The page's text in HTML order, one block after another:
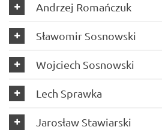
Andrzej Romańczuk
Sławomir Sosnowski
Wojciech Sosnowski
Lech Sprawka
Jarosław Stawiarski